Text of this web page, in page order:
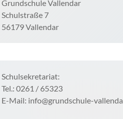
Grundschule Vallendar
Schulstraße 7
56179 Vallendar
Schulsekretariat:
Tel.: 0261 / 65323
E-Mail: info@grundschule-